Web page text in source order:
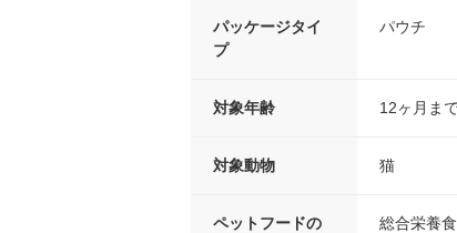
パッケージタイ
プ
パウチ
対象年齢 12ヶ月ま
対象動物 猫
ペットフードの
総合栄養食